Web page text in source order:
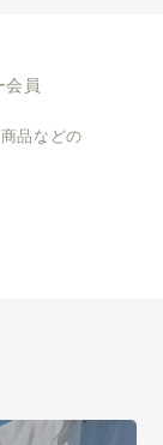
会員
品などの